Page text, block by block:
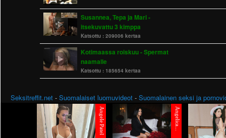
Susannea, Tepa ja Mari -
itsekuvattu 3 kimppa
Katsottu : 209006 kertaa
Kotimaassa roiskuu - Spermat
naamalle
Katsottu : 185654 kertaa
Seksitreffit.net -Suomalaiset luomuvideot -Suomalainen seksi ja